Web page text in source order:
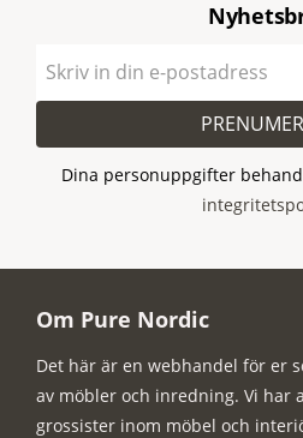
Dina personuppgifter
Om Pure Nordic
Det här är en webhandel för er
av möbler och inredning. Vi har
grossister inom möbel och